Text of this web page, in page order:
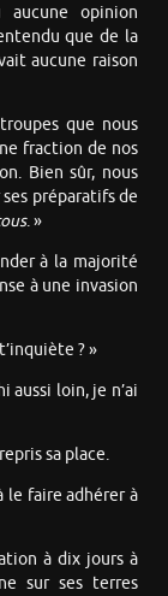
aucune opinion
que de la
aucune raison
que nous
fraction de nos
Bien sûr, nous
préparatifs de
. »
à la majorité
à une invasion
? »
aussi loin, je n’ai
sa place.
le faire adhérer à
à dix jours à
sur ses terres